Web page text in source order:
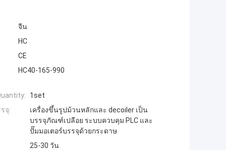
จีน
HC
CE
HC40-165-990
1set
จุ:
เครื่องขึ้นรูปม้วนหลักและ decoiler เป็น
บรรจุภัณฑ์เปลือย ระบบควบคุม PLC และ
ปั๊มมอเตอร์บรรจุด้วยกระดาษ
25-30 วัน